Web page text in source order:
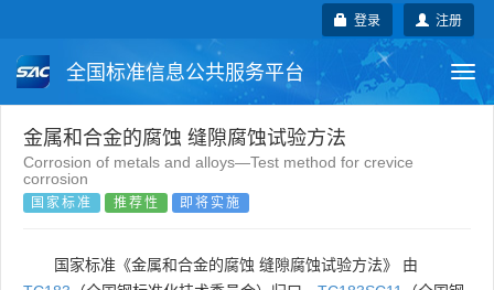
注册
登录
全国标准信息公共服务平台
国家标准 行业标准
团体标准
金属和合金的腐蚀 缝隙腐蚀试验方法
Corrosion of metals and alloys—Test method for crevice
corrosion
国家标准 推荐性 即将实施
国家标准《金属和合金的腐蚀 缝隙腐蚀试验方法》 由